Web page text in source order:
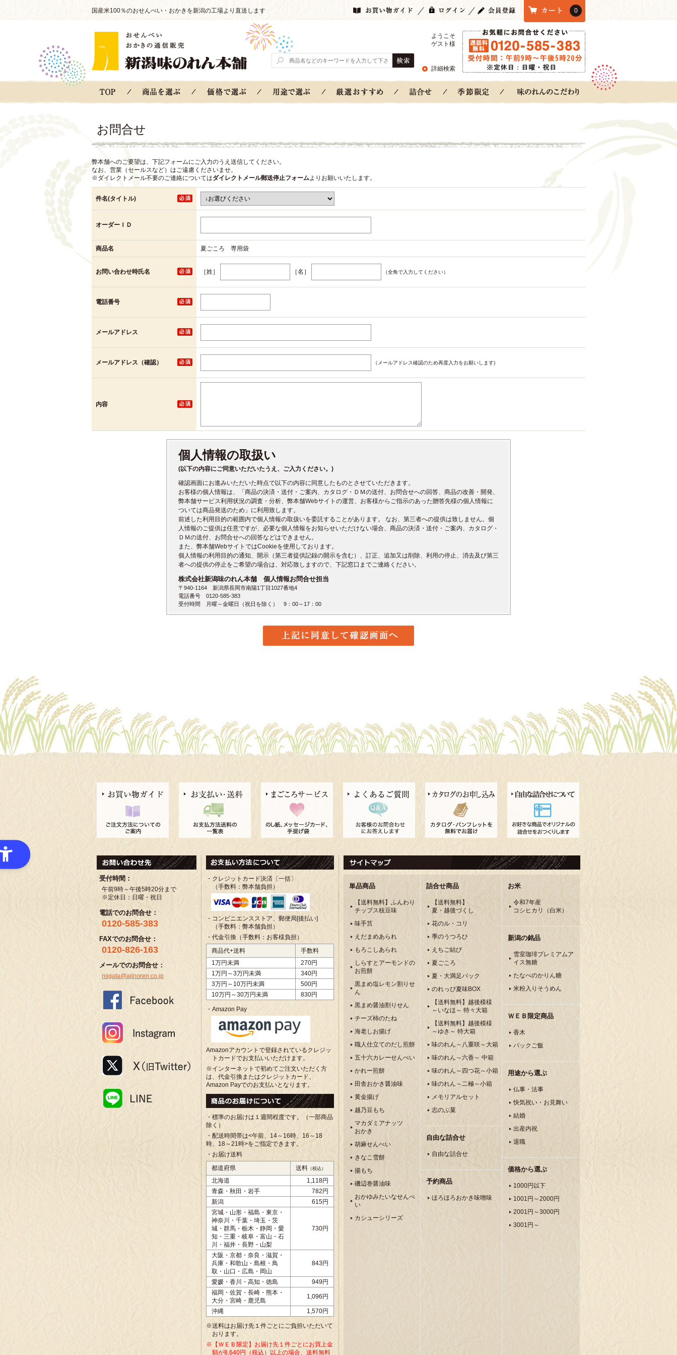
国産米100％のおせんべい・おかきを新潟の工場より直送します 0
ようこそ
ゲスト様
詳細検索
お問合せ
弊本舗へのご要望は、下記フォームにご入力のうえ送信してください。
なお、営業（セールスなど）はご遠慮くださいませ。
※ダイレクトメール不要のご連絡についてはダイレクトメール郵送停止フォームよりお願いいたします。
件名(タイトル)
オーダーＩＤ
商品名 夏ごころ 専用袋
お問い合わせ時氏名 ［姓］ ［名］ （全角で入力してください）
電話番号
メールアドレス
メールアドレス（確認） （メールアドレス確認のため再度入力をお願いします)
内容
個人情報の取扱い
(以下の内容にご同意いただいたうえ、ご入力ください。)
確認画面にお進みいただいた時点で以下の内容に同意したものとさせていただきます。
お客様の個人情報は、「商品の決済・送付・ご案内、カタログ・ＤＭの送付、お問合せへの回答、商品の改善・開発、
弊本舗サービス利用状況の調査・分析、弊本舗Webサイトの運営、お客様からご指示のあった贈答先様の個人情報に
ついては商品発送のため」に利用致します。
前述した利用目的の範囲内で個人情報の取扱いを委託することがあります。 なお、第三者への提供は致しません。個
人情報のご提供は任意ですが、必要な個人情報をお知らせいただけない場合、商品の決済・送付・ご案内、カタログ・
ＤＭの送付、お問合せへの回答などはできません。
また、弊本舗WebサイトではCookieを使用しております。
個人情報の利用目的の通知、開示（第三者提供記録の開示を含む）、訂正、追加又は削除、利用の停止、消去及び第三
者への提供の停止をご希望の場合は、対応致しますので、下記窓口までご連絡ください。
株式会社新潟味のれん本舗 個人情報お問合せ担当
〒940-1164 新潟県長岡市南陽1丁目1027番地4
電話番号 0120-585-383
受付時間 月曜～金曜日（祝日を除く） 9：00～17：00
受付時間：
午前9時～午後5時20分まで
※定休日：日曜・祝日
電話でのお問合せ：
0120-585-383
FAXでのお問合せ：
0120-826-163
メールでのお問合せ：
niigata@ajinoren.co.jp
・クレジットカード決済〔一括〕
（手数料：弊本舗負担）
・コンビニエンスストア、郵便局[後払い]
（手数料：弊本舗負担）
・代金引換（手数料：お客様負担）
商品代+送料
手数料
1万円未満
270円
1万円～3万円未満
340円
3万円～10万円未満
500円
10万円～30万円未満
830円
・Amazon Pay
Amazonアカウントで登録されているクレジッ
トカードでお支払いいただけます。
※インターネットで初めてご注文いただく方
は、代金引換またはクレジットカード、
Amazon Payでのお支払いとなります。
・標準のお届けは１週間程度です。（一部商品
除く）
・配送時間帯は<午前、 14～16時、16～18
時、18～21時>をご指定できます。
・お届け送料
都道府県
送料 （税込）
北海道
1,118円
青森・秋田・岩手
782円
新潟
615円
宮城・山形・福島・東京・
神奈川・千葉・埼玉・茨
城・群馬・栃木・静岡・愛
知・三重・岐阜・富山・石
川・福井・長野・山梨
730円
大阪・京都・奈良・滋賀・
兵庫・和歌山・島根・鳥
取・山口・広島・岡山
843円
愛媛・香川・高知・徳島
949円
福岡・佐賀・長崎・熊本・
大分・宮崎・鹿児島
1,096円
沖縄 1,570円
※送料はお届け先１件ごとにご負担いただいて
おります。
※【ＷＥＢ限定】お届け先１件ごとにお買上金
額が8,640円（税込）以上の場合、送料無料
単品商品
【送料無料】ふんわり
チップス枝豆味
味手筥
えだまめあられ
もろこしあられ
しらすとアーモンドの
お煎餅
黒まめ塩レモン割りせ
ん
黒まめ醤油割りせん
チーズ柿のたね
海老しお揚げ
職人仕立てのだし煎餅
五十六カレーせんべい
かれー煎餅
田舎おかき醤油味
黄金揚げ
越乃豆もち
マカダミアナッツ
おかき
胡麻せんべい
きなこ雪餅
揚もち
磯辺巻醤油味
おかゆみたいなせんべ
い
カシューシリーズ
詰合せ商品
【送料無料】
夏・越後づくし
花のル・コリ
季のうつろひ
えちご結び
夏ごころ
夏・大満足パック
のれっぴ夏味BOX
【送料無料】越後模様
～いなほ～ 特々大箱
【送料無料】越後模様
～ゆき～ 特大箱
味のれん～八重咲～大箱
味のれん～六香～ 中箱
味のれん～四つ花～小箱
味のれん～二極～小箱
メモリアルセット
志のぶ菓
自由な詰合せ
自由な詰合せ
予約商品
ほろほろおかき味噌味
お米
令和7年産
コシヒカリ（白米）
新潟の銘品
雪室珈琲プレミアムア
イス無糖
たなべのかりん糖
米粉入りそうめん
ＷＥＢ限定商品
香木
パックご飯
用途から選ぶ
仏事・法事
快気祝い・お見舞い
結婚
出産内祝
退職
価格から選ぶ
1000円以下
1001円～2000円
2001円～3000円
3001円～